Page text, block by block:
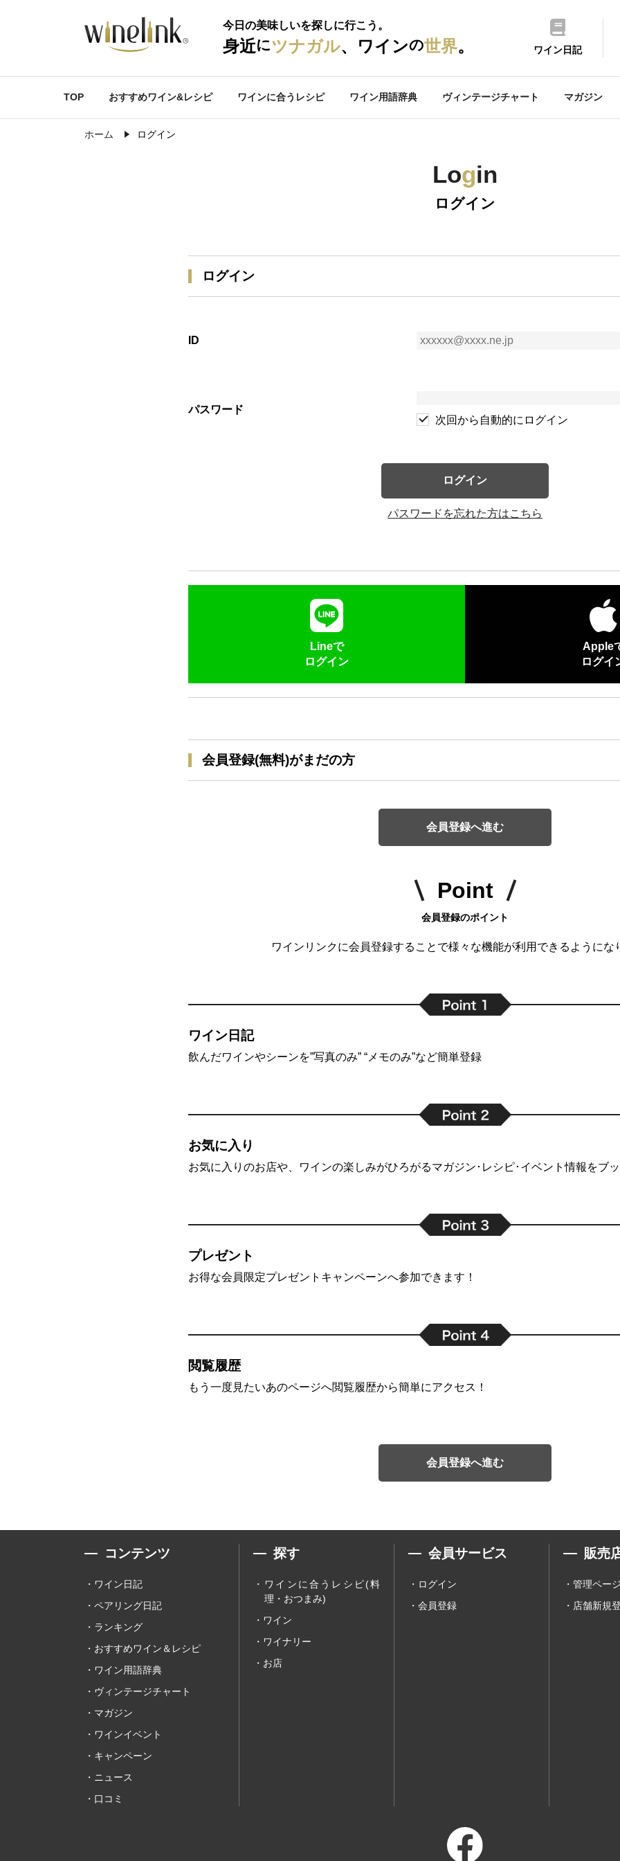
今日の美味しいを探しに行こう。
身近にツナガル、ワインの世界。 ワイン日記
TOP おすすめワイン&レシピ ワインに合うレシピ ワイン用語辞典 ヴィンテージチャート マガジン
ホーム ログイン
Login
ログイン
ログイン
ID
パスワード
次回から自動的にログイン
ログイン
パスワードを忘れた方はこちら
Lineで
ログイン
Apple
ログイ
会員登録(無料)がまだの方
会員登録へ進む
Point
会員登録のポイント
ワインリンクに会員登録することで様々な機能が利用できるようにな
ワイン日記
飲んだワインやシーンを”写真のみ” “メモのみ”など簡単登録
お気に入り
お気に入りのお店や、ワインの楽しみがひろがるマガジン･レシピ･イベント情報をブ
プレゼント
お得な会員限定プレゼントキャンペーンへ参加できます！
閲覧履歴
もう一度見たいあのページへ閲覧履歴から簡単にアクセス！
会員登録へ進む
コンテンツ
ワイン日記
ペアリング日記
ランキング
おすすめワイン＆レシピ
ワイン用語辞典
ヴィンテージチャート
マガジン
ワインイベント
キャンペーン
ニュース
口コミ
探す
ワインに合うレシピ(料
理・おつまみ)
ワイン
ワイナリー
お店
会員サービス
ログイン
会員登録
販売
管理ペー
店舗新規